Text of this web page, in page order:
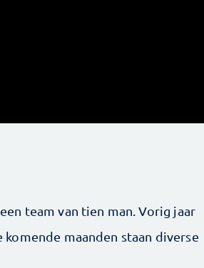
team van tien man. Vorig jaar
maanden staan diverse